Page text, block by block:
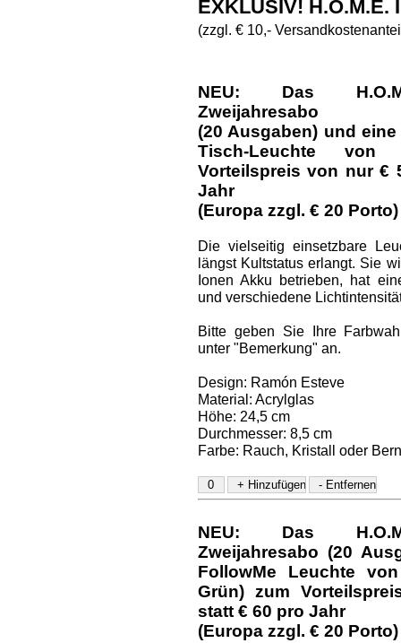
EXKLUSIV! H.O.M.E.
(zzgl. € 10,-
NEU: Das
Zweijahresabo
(20 Ausgaben) und
Tisch-Leuchte von
Vorteilspreis von nur €
Jahr
(Europa zzgl. € 20 Porto)
Die vielseitig einsetzbare
längst Kultstatus erlangt. Sie
Ionen Akku betrieben, hat
und verschiedene
Bitte geben Sie Ihre
unter "Bemerkung" an.
Design: Ramón Esteve
Material: Acrylglas
Höhe: 24,5 cm
Durchmesser: 8,5 cm
Farbe: Rauch, Kristall oder
NEU: Das
Zweijahresabo (20
FollowMe Leuchte
Grün) zum
statt € 60 pro Jahr
(Europa zzgl. € 20 Porto)